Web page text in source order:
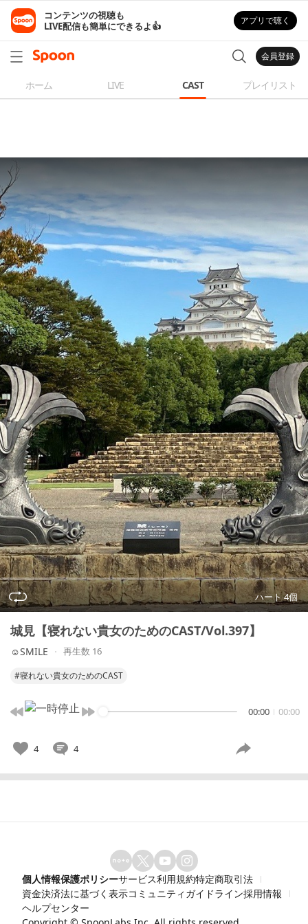
コンテンツの視聴も
LIVE配信も簡単にできるよ👍
アプリで聴く
会員登録
ホーム LIVE CAST プレイリスト
ハート 4個
城見【寝れない貴女のためのCAST/Vol.397】
☺︎︎SMILE 再生数 16
#寝れない貴女のためのCAST
00:00 00:00
4 4
個人情報保護ポリシーサービス利用規約特定商取引法
資金決済法に基づく表示コミュニティガイドライン採用情報
ヘルプセンター